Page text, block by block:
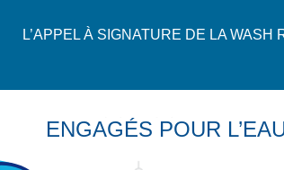
L’APPEL À SIGNATURE DE LA WASH
ENGAGÉS POUR